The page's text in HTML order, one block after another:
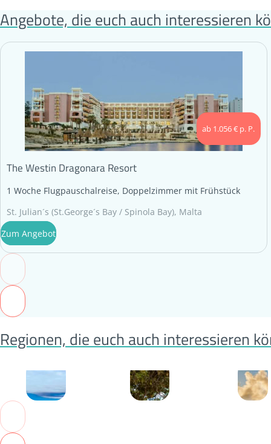
Angebote, die euch auch interessieren
ab 1.056 € p. P.
The Westin Dragonara Resort
1 Woche Flugpauschalreise, Doppelzimmer mit Frühstück
St. Julian´s (St.George´s Bay / Spinola Bay), Malta
Zum Angebot
Regionen, die euch auch interessieren
Tansania Karibik